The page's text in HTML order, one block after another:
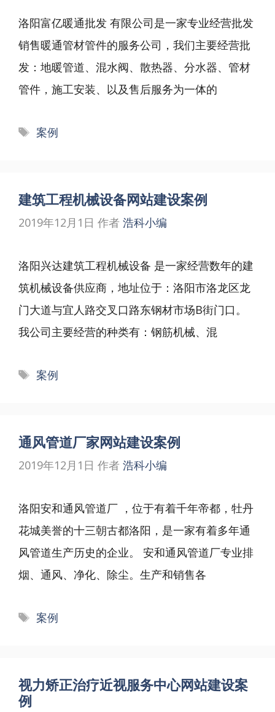
洛阳富亿暖通批发 有限公司是一家专业经营批发
销售暖通管材管件的服务公司，我们主要经营批
发：地暖管道、混水阀、散热器、分水器、管材
管件，施工安装、以及售后服务为一体的
标
案例
建筑工程机械设备网站建设案例
2019年12月1日 作者 浩科小编
洛阳兴达建筑工程机械设备 是一家经营数年的建
筑机械设备供应商，地址位于：洛阳市洛龙区龙
门大道与宜人路交叉口路东钢材市场B街门口。
我公司主要经营的种类有：钢筋机械、混
标
案例
通风管道厂家网站建设案例
2019年12月1日 作者 浩科小编
洛阳安和通风管道厂 ，位于有着千年帝都，牡丹
花城美誉的十三朝古都洛阳，是一家有着多年通
风管道生产历史的企业。 安和通风管道厂专业排
烟、通风、净化、除尘。生产和销售各
标
案例
视力矫正治疗近视服务中心网站建设案
例